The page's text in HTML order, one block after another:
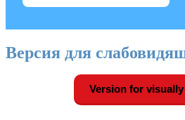
Версия для
Version for